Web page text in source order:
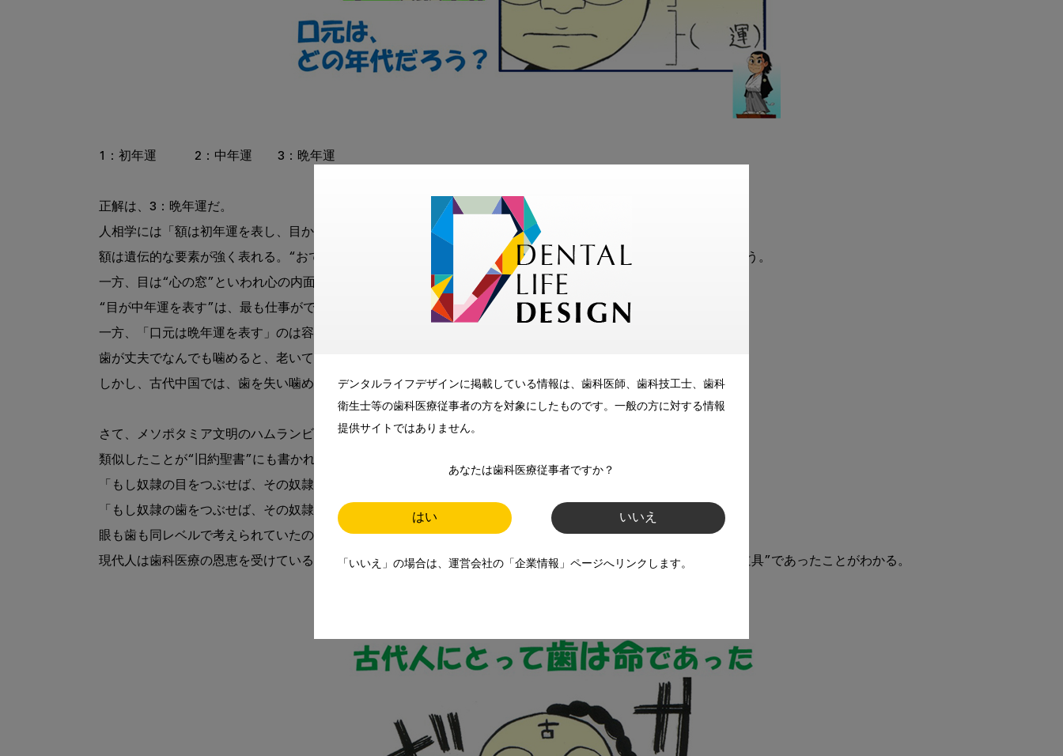
デンタルライフデザインに掲載している情報は、歯科医師、歯科技工士、歯科
衛生士等の歯科医療従事者の方を対象にしたものです。一般の方に対する情報
提供サイトではありません。
あなたは歯科医療従事者ですか？
はい いいえ
「いいえ」の場合は、運営会社の「企業情報」ページへリンクします。
1：初年運　　　2：中年運　　3：晩年運
正解は、3：晩年運だ。
人相学には「額は初年運を表し、目から鼻は中年運を表し、口元は晩年運を表す」という言葉がある。
額は遺伝的な要素が強く表れる。“おでこの広いこどもは、将来賢くなる”と言われるのは、その様な意味なのだろう。
一方、目は“心の窓”といわれ心の内面を表し、さらに鼻は文字通り“人生の花”である財運や夫婦運を表す。
“目が中年運を表す”は、最も仕事ができる時には目が輝いているからなのだろう。
一方、「口元は晩年運を表す」のは容易に想像できる。
歯が丈夫でなんでも噛めると、老いてますます意気盛ん。
しかし、古代中国では、歯を失い噛めなくなると老い先短いということに違いない。
さて、メソポタミア文明のハムランビ法典に「目には目を　歯には歯を」という言葉がある。
類似したことが“旧約聖書”にも書かれてあり、そこには次の一文がある。
「もし奴隷の目をつぶせば、その奴隷は自由にしなければならない」。
「もし奴隷の歯をつぶせば、その奴隷は自由にしなければならない」。
眼も歯も同レベルで考えられていたのだ。
現代人は歯科医療の恩恵を受けているが、硬い食べ物を食べていた古代人にとっては、まさに“歯は生きるための道具”であったことがわかる。